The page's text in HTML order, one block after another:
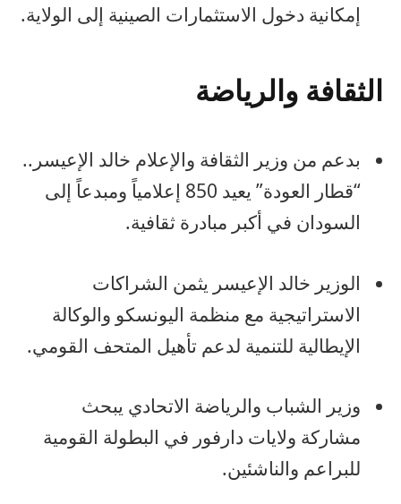
إمكانية دخول الاستثمارات الصينية إلى الولاية.
الثقافة والرياضة
بدعم من وزير الثقافة والإعلام خالد الإعيسر..
“قطار العودة” يعيد 850 إعلامياً ومبدعاً إلى
السودان في أكبر مبادرة ثقافية.
الوزير خالد الإعيسر يثمن الشراكات
الاستراتيجية مع منظمة اليونسكو والوكالة
الإيطالية للتنمية لدعم تأهيل المتحف القومي.
وزير الشباب والرياضة الاتحادي يبحث
مشاركة ولايات دارفور في البطولة القومية
للبراعم والناشئين.